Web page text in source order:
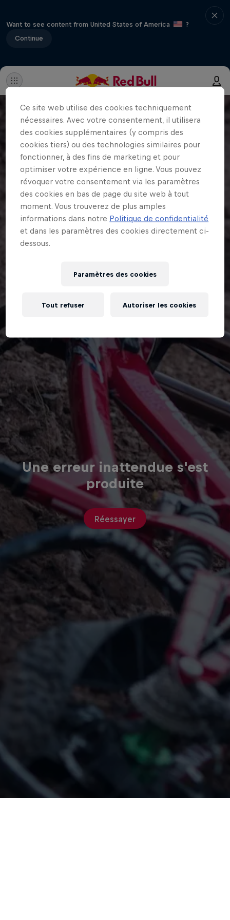
Want to see content from United States of America
?
Continue
Une erreur inattendue s'est
produite
Réessayer
Ce site web utilise des cookies techniquement
nécessaires. Avec votre consentement, il utilisera
des cookies supplémentaires (y compris des
cookies tiers) ou des technologies similaires pour
fonctionner, à des fins de marketing et pour
optimiser votre expérience en ligne. Vous pouvez
révoquer votre consentement via les paramètres
des cookies en bas de page du site web à tout
moment. Vous trouverez de plus amples
informations dans notre Politique de confidentialité
et dans les paramètres des cookies directement ci-
dessous.
Paramètres des cookies
Tout refuser Autoriser les cookies